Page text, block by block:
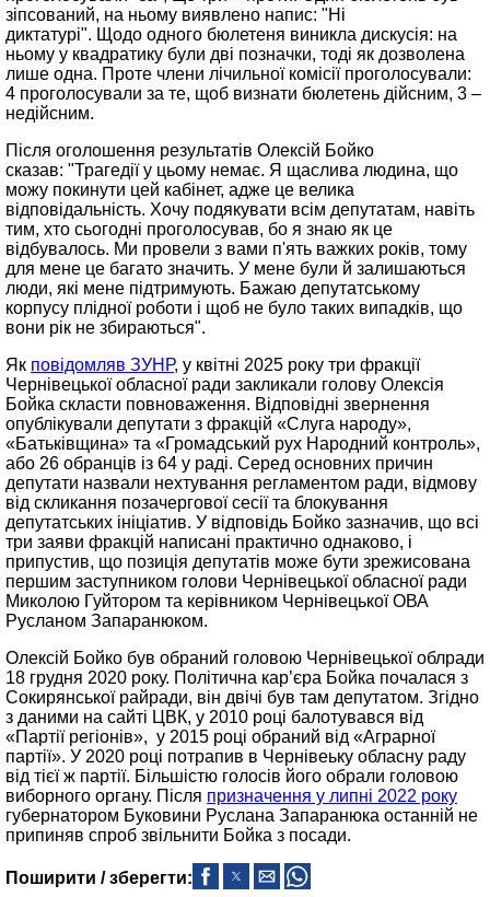
зіпсований, на ньому виявлено напис: "Ні
диктатурі". Щодо одного бюлетеня виникла дискусія: на
ньому у квадратику були дві позначки, тоді як дозволена
лише одна. Проте члени лічильної комісії проголосували:
4 проголосували за те, щоб визнати бюлетень дійсним, 3 –
недійсним.
Після оголошення результатів Олексій Бойко
сказав: "Трагедії у цьому немає. Я щаслива людина, що
можу покинути цей кабінет, адже це велика
відповідальність. Хочу подякувати всім депутатам, навіть
тим, хто сьогодні проголосував, бо я знаю як це
відбувалось. Ми провели з вами п'ять важких років, тому
для мене це багато значить. У мене були й залишаються
люди, які мене підтримують. Бажаю депутатському
корпусу плідної роботи і щоб не було таких випадків, що
вони рік не збираються".
Як повідомляв ЗУНР, у квітні 2025 року три фракції
Чернівецької обласної ради закликали голову Олексія
Бойка скласти повноваження. Відповідні звернення
опублікували депутати з фракцій «Слуга народу»,
«Батьківщина» та «Громадський рух Народний контроль»,
або 26 обранців із 64 у раді. Серед основних причин
депутати назвали нехтування регламентом ради, відмову
від скликання позачергової сесії та блокування
депутатських ініціатив. У відповідь Бойко зазначив, що всі
три заяви фракцій написані практично однаково, і
припустив, що позиція депутатів може бути зрежисована
першим заступником голови Чернівецької обласної ради
Миколою Гуйтором та керівником Чернівецької ОВА
Русланом Запаранюком.
Олексій Бойко був обраний головою Чернівецької облради
18 грудня 2020 року. Політична кар’єра Бойка почалася з
Сокирянської райради, він двічі був там депутатом. Згідно
з даними на сайті ЦВК, у 2010 році балотувався від
«Партії регіонів», у 2015 році обраний від «Аграрної
партії». У 2020 році потрапив в Чернівеьку обласну раду
від тієї ж партії. Більшістю голосів його обрали головою
виборного органу. Після призначення у липні 2022 року
губернатором Буковини Руслана Запаранюка останній не
припиняв спроб звільнити Бойка з посади.
Поширити / зберегти: